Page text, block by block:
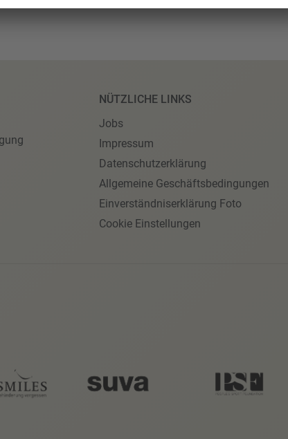
NÜTZLICHE LINKS
Jobs
Impressum
Datenschutzerklärung
Allgemeine Geschäftsbedingungen
Einverständniserklärung Foto
Cookie Einstellungen